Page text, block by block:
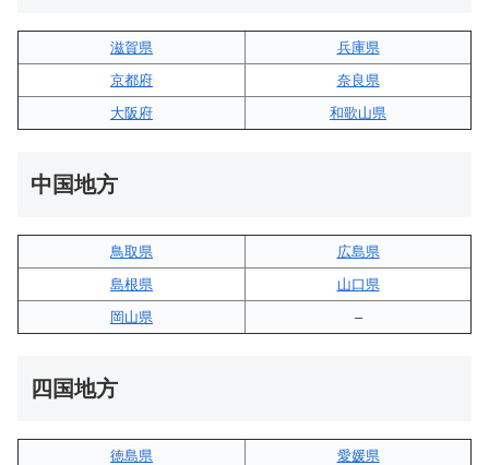
滋賀県
兵庫県
京都府
奈良県
大阪府
和歌山県
中国地方
鳥取県
広島県
島根県
山口県
岡山県
–
四国地方
徳島県
愛媛県